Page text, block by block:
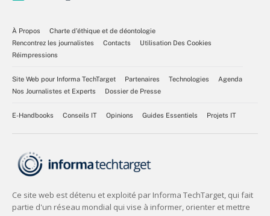
À Propos
Charte d’éthique et de déontologie
Rencontrez les journalistes
Contacts
Utilisation Des Cookies
Réimpressions
Site Web pour Informa TechTarget Partenaires Technologies
Agenda
Nos Journalistes et Experts
Dossier de Presse
E-Handbooks Conseils IT Opinions Guides Essentiels Projets IT